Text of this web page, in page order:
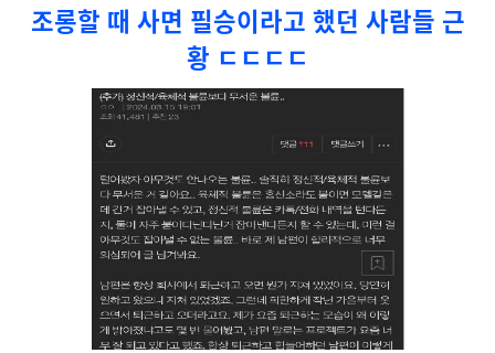
조롱할 때 사면 필승이라고 했던 사람들 근
황 ㄷㄷㄷㄷ